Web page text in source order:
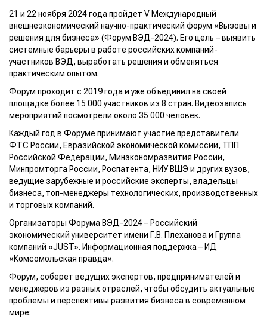
21 и 22 ноября 2024 года пройдет V Международный
внешнеэкономический научно-практический форум «Вызовы и
решения для бизнеса» (Форум ВЭД-2024). Его цель – выявить
системные барьеры в работе российских компаний-
участников ВЭД, выработать решения и обменяться
практическим опытом.
Форум проходит с 2019 года и уже объединил на своей
площадке более 15 000 участников из 8 стран. Видеозапись
мероприятий посмотрели около 35 000 человек.
Каждый год в Форуме принимают участие представители
ФТС России, Евразийской экономической комиссии, TПП
Российской Федерации, Минэкономразвития России,
Минпромторга России, Роспатента, НИУ ВШЭ и других вузов,
ведущие зарубежные и российские эксперты, владельцы
бизнеса, топ-менеджеры технологических, производственных
и торговых компаний.
Организаторы Форума ВЭД-2024 – Российский
экономический университет имени Г.В. Плеханова и Группа
компаний «JUST». Информационная поддержка – ИД
«Комсомольская правда».
Форум, соберет ведущих экспертов, предпринимателей и
менеджеров из разных отраслей, чтобы обсудить актуальные
проблемы и перспективы развития бизнеса в современном
мире: